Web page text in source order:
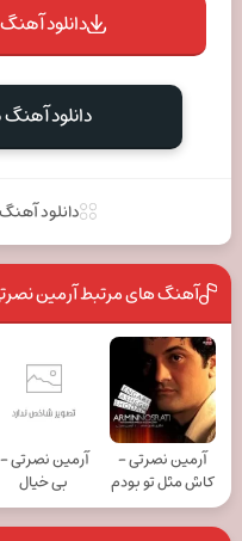
دانلود آهنگ
دانلود
دانلود آهنگ
آهنگ های مرتبط آرمین
آرمین نصرتی -
کاش مثل تو بودم
آرمین نصرتی -
بی خیال